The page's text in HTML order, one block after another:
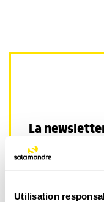
Utilisation
La
Votre escapade